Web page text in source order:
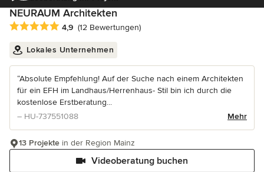
NEURAUM Architekten
Durchschnittliche Bewertung: 4.9 von 5 Sternen
4,9 (12 Bewertungen)
Lokales Unternehmen
“Absolute Empfehlung! Auf der Suche nach einem Architekten
für ein EFH im Landhaus/Herrenhaus- Stil bin ich durch die
kostenlose Erstberatung...
– HU-737551088
Mehr
Videoberatung buchen
13 Projekte in der Region Mainz